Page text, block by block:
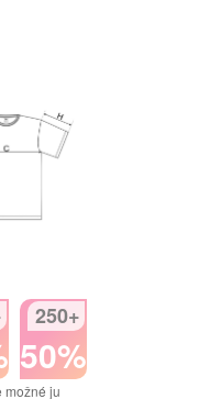
250+
50%
možné ju